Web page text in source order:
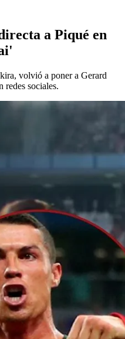
a Piqué en
volvió a poner a Gerard
redes sociales.